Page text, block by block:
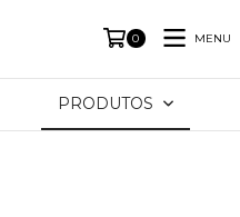
0 MENU
PRODUTOS